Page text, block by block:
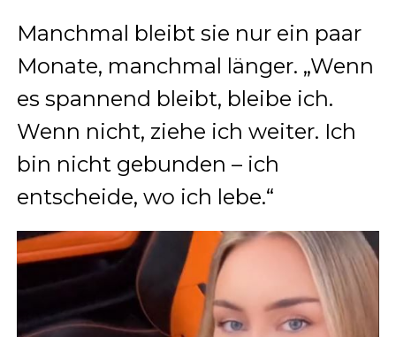
Manchmal bleibt sie nur ein paar
Monate, manchmal länger. „Wenn
es spannend bleibt, bleibe ich.
Wenn nicht, ziehe ich weiter. Ich
bin nicht gebunden – ich
entscheide, wo ich lebe.“